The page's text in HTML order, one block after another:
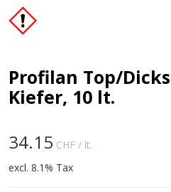
Profilan Top/
Kiefer, 10 lt.
34.15 CHF / lt.
excl. 8.1% Tax